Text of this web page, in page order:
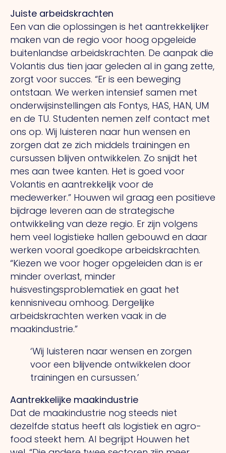
Juiste arbeidskrachten
Een van die oplossingen is het aantrekkelijker
maken van de regio voor hoog opgeleide
buitenlandse arbeidskrachten. De aanpak die
Volantis dus tien jaar geleden al in gang zette,
zorgt voor succes. “Er is een beweging
ontstaan. We werken intensief samen met
onderwijsinstellingen als Fontys, HAS, HAN, UM
en de TU. Studenten nemen zelf contact met
ons op. Wij luisteren naar hun wensen en
zorgen dat ze zich middels trainingen en
cursussen blijven ontwikkelen. Zo snijdt het
mes aan twee kanten. Het is goed voor
Volantis en aantrekkelijk voor de
medewerker.” Houwen wil graag een positieve
bijdrage leveren aan de strategische
ontwikkeling van deze regio. Er zijn volgens
hem veel logistieke hallen gebouwd en daar
werken vooral goedkope arbeidskrachten.
“Kiezen we voor hoger opgeleiden dan is er
minder overlast, minder
huisvestingsproblematiek en gaat het
kennisniveau omhoog. Dergelijke
arbeidskrachten werken vaak in de
maakindustrie.”
‘Wij luisteren naar wensen en zorgen
voor een blijvende ontwikkelen door
trainingen en cursussen.’
Aantrekkelijke maakindustrie
Dat de maakindustrie nog steeds niet
dezelfde status heeft als logistiek en agro-
food steekt hem. Al begrijpt Houwen het